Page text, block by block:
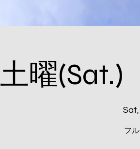
土曜(Sat.)
Sat,
フ